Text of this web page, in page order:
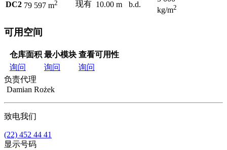
DC2 79 597 m2 现有 10.00 m b.d.
kg/m2
可用空间
仓库面积 最小模块 查看可用性
询问
询问
询问
负责代理
Damian Rożek
致电我们
(22) 452 44 41
显示号码